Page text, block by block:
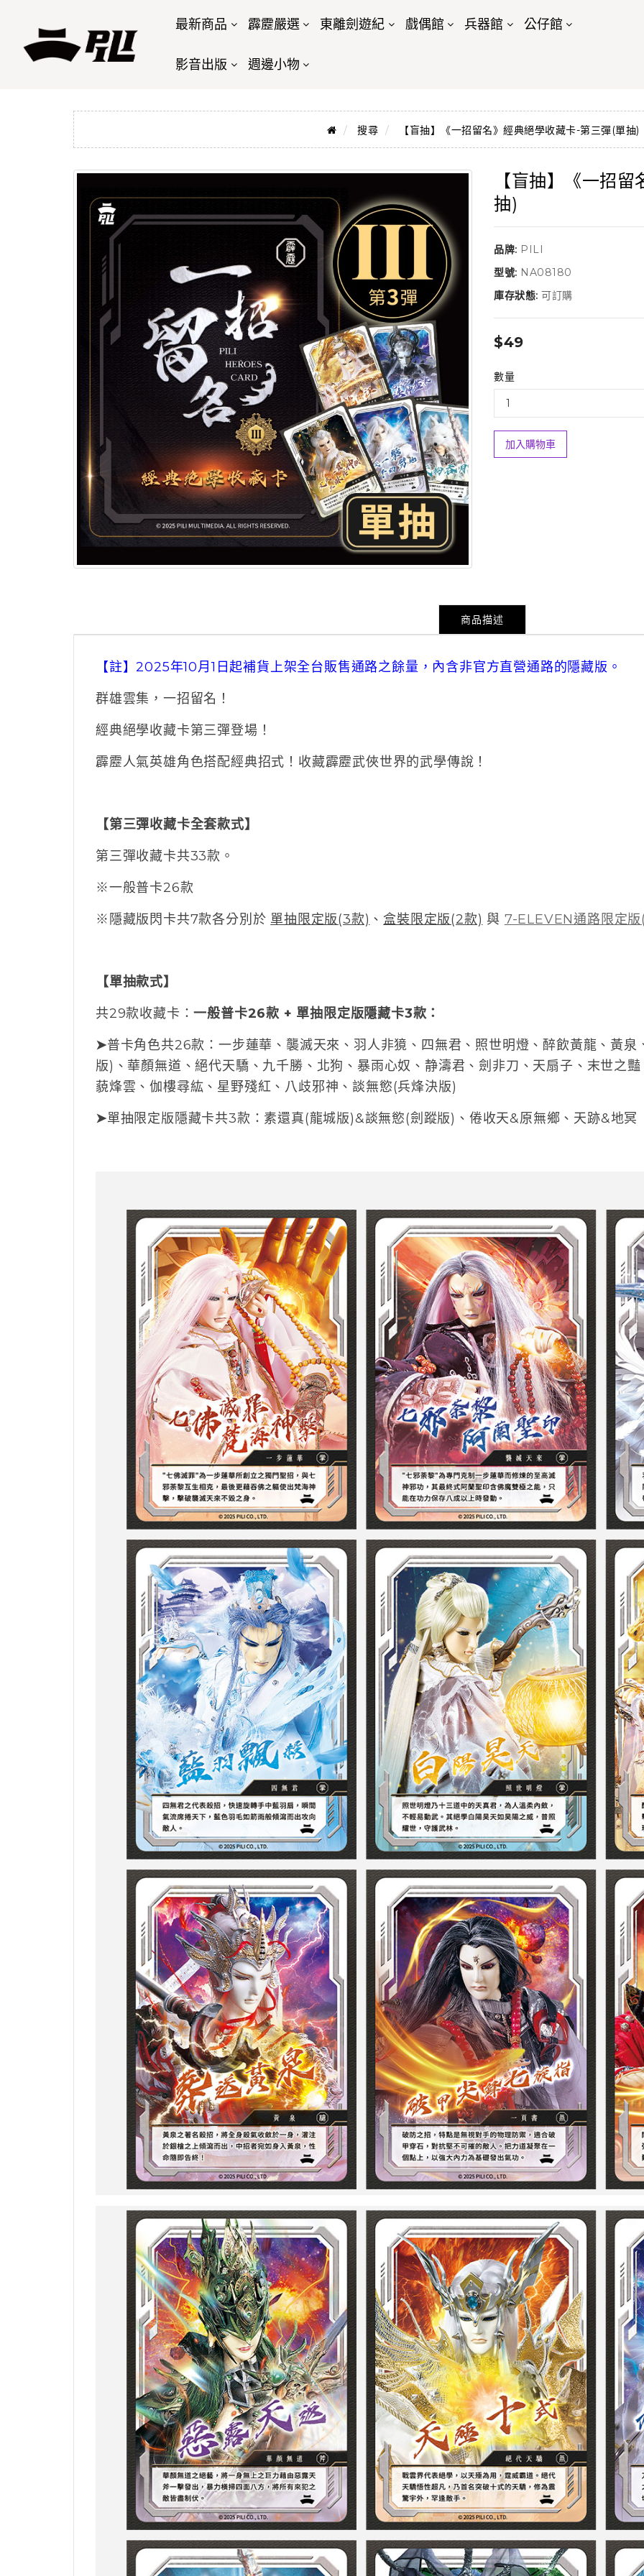
最新商品 霹靂嚴選 東離劍遊紀 戲偶館 兵器館 公仔館
影音出版 週邊小物
搜尋 【盲抽】《一招留名》經典絕學收藏卡-第三彈(單抽)
【盲抽】《一招
抽)
品牌: PILI
型號: NA08180
庫存狀態: 可訂購
$49
數量
加入購物車
商品描述
【註】2025年10月1日起補貨上架全台販售通路之餘量，內含非官方直營通路的隱藏版。
群雄雲集，一招留名！
經典絕學收藏卡第三彈登場！
霹靂人氣英雄角色搭配經典招式！收藏霹靂武俠世界的武學傳說！
【第三彈收藏卡全套款式】
第三彈收藏卡共33款。
※一般普卡26款
※隱藏版閃卡共7款各分別於 單抽限定版(3款) 、 盒裝限定版(2款) 與 7-ELEVEN通路限定
【單抽款式】
共29款收藏卡：一般普卡26款 + 單抽限定版隱藏卡3款：
➤普卡角色共26款 ：一步蓮華、襲滅天來、羽人非獍、四無君、照世明燈、醉飲黃龍、黃
版)、華顏無道、絕代天驕、九千勝、北狗、暴雨心奴、静濤君、劍非刀、天扇子、末世之
藐烽雲、伽樓尋紘、星野殘紅、八歧邪神、談無慾(兵烽決版)
➤單抽限定版隱藏卡共3款：素還真(龍城版)&談無慾(劍蹤版)、倦收天&原無鄉、天跡&地冥